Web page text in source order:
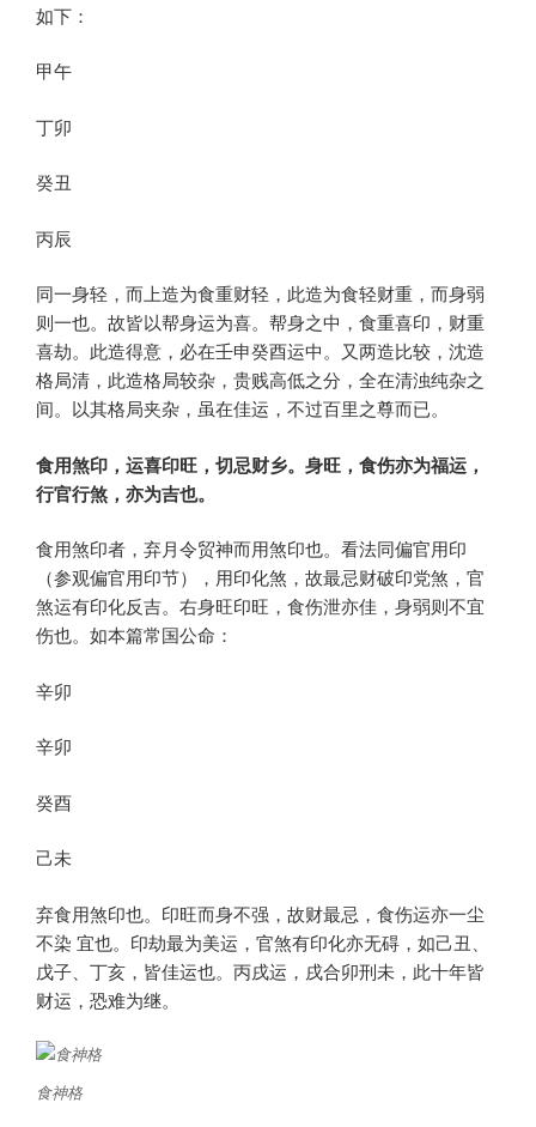
如下：
甲午
丁卯
癸丑
丙辰
同一身轻，而上造为食重财轻，此造为食轻财重，而身弱
则一也。故皆以帮身运为喜。帮身之中，食重喜印，财重
喜劫。此造得意，必在壬申癸酉运中。又两造比较，沈造
格局清，此造格局较杂，贵贱高低之分，全在清浊纯杂之
间。以其格局夹杂，虽在佳运，不过百里之尊而已。
食用煞印，运喜印旺，切忌财乡。身旺，食伤亦为福运，
行官行煞，亦为吉也。
食用煞印者，弃月令贸神而用煞印也。看法同偏官用印
（参观偏官用印节），用印化煞，故最忌财破印党煞，官
煞运有印化反吉。右身旺印旺，食伤泄亦佳，身弱则不宜
伤也。如本篇常国公命：
辛卯
辛卯
癸酉
己未
弃食用煞印也。印旺而身不强，故财最忌，食伤运亦一尘
不染 宜也。印劫最为美运，官煞有印化亦无碍，如己丑、
戊子、丁亥，皆佳运也。丙戌运，戌合卯刑未，此十年皆
财运，恐难为继。
食神格